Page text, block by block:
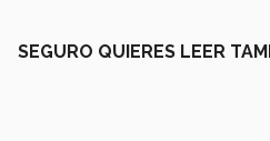
SEGURO QUIERES LEER